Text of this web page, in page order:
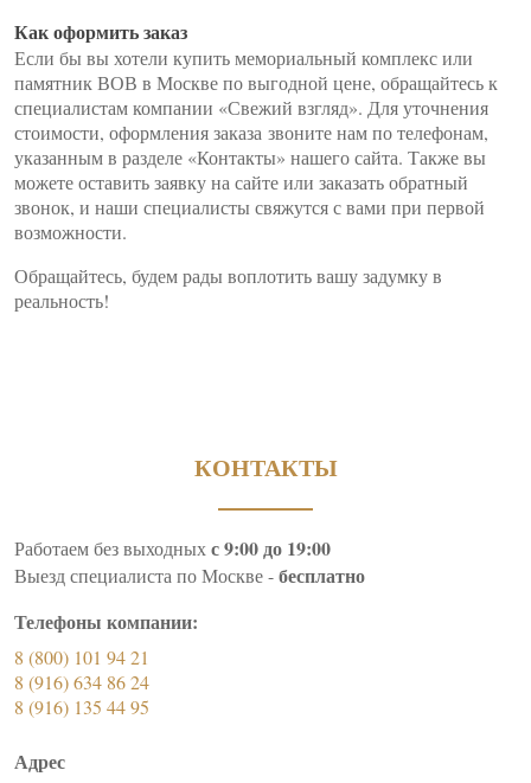
Как оформить заказ
Если бы вы хотели купить мемориальный комплекс или
памятник ВОВ в Москве по выгодной цене, обращайтесь к
специалистам компании «Свежий взгляд». Для уточнения
стоимости, оформления заказа звоните нам по телефонам,
указанным в разделе «Контакты» нашего сайта. Также вы
можете оставить заявку на сайте или заказать обратный
звонок, и наши специалисты свяжутся с вами при первой
возможности.
Обращайтесь, будем рады воплотить вашу задумку в
реальность!
КОНТАКТЫ
Работаем без выходныхс 9:00 до 19:00
Выезд специалиста по Москве -бесплатно
Телефоны компании:
8 (800) 101 94 21
8 (916) 634 86 24
8 (916) 135 44 95
Адрес